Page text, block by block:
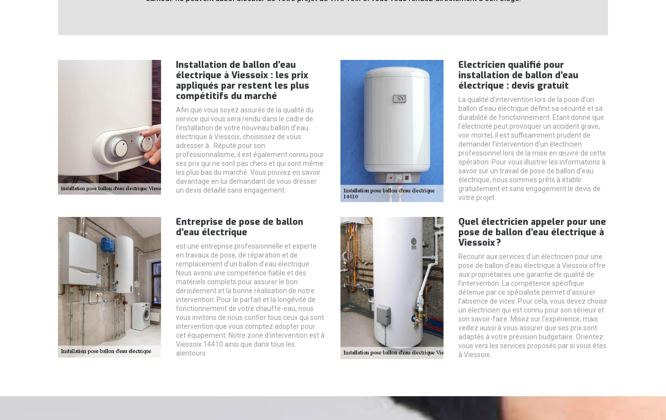
Installation de ballon d’eau
électrique à Viessoix : les prix
appliqués par restent les plus
compétitifs du marché
Afin que vous soyez assurés de la qualité du
service qui vous sera rendu dans le cadre de
l’installation de votre nouveau ballon d’eau
électrique à Viessoix, choisissez de vous
adresser à . Réputé pour son
professionnalisme, il est également connu pour
ses prix qui ne sont pas chers et qui sont même
les plus bas du marché. Vous pouvez en savoir
davantage en lui demandant de vous dresser
un devis détaillé sans engagement.
Electricien qualifié pour
installation de ballon d’eau
électrique : devis gratuit
La qualité d’intervention lors de la pose d’un
ballon d’eau électrique définit sa sécurité et sa
durabilité de fonctionnement. Etant donné que
l’électricité peut provoquer un accident grave,
voir mortel, il est suffisamment prudent de
demander l’intervention d’un électricien
professionnel lors de la mise en œuvre de cette
opération. Pour vous illustrer les informations à
savoir sur un travail de pose de ballon d’eau
électrique, nous sommes prêts à établir
gratuitement et sans engagement le devis de
votre projet.
Entreprise de pose de ballon
d’eau électrique
est une entreprise professionnelle et experte
en travaux de pose, de réparation et de
remplacement d’un ballon d’eau électrique.
Nous avons une compétence fiable et des
matériels complets pour assurer le bon
déroulement et la bonne réalisation de notre
intervention. Pour le parfait et la longévité de
fonctionnement de votre chauffe-eau, nous
vous invitons de nous confier tous ceux qui sont
intervention que vous comptez adopter pour
cet équipement. Notre zone d’intervention est à
Viessoix 14410 ainsi que dans tous les
alentours.
Quel électricien appeler pour une
pose de ballon d’eau électrique à
Viessoix ?
Recourir aux services d’un électricien pour une
pose de ballon d’eau électrique à Viessoix offre
aux propriétaires une garantie de qualité de
l’intervention. La compétence spécifique
détenue par ce spécialiste permet d’assurer
l’absence de vices. Pour cela, vous devez choisir
un électricien qui est connu pour son sérieux et
son savoir-faire. Misez sur l’expérience, mais
veillez aussi à vous assurer que ses prix sont
adaptés à votre prévision budgetaire. Orientez
vous vers les services proposés par si vous êtes
à Viessoix.